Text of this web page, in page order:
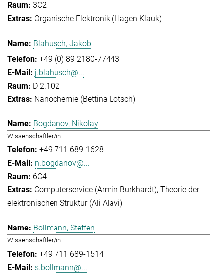
3C2
Organische Elektronik (Hagen Klauk)
Blahusch, Jakob
+49 (0) 89 2180-77443
j.blahusch@...
D 2.102
Nanochemie (Bettina Lotsch)
Bogdanov, Nikolay
Wissenschaftler/in
+49 711 689-1628
n.bogdanov@...
6C4
Computerservice (Armin Burkhardt) Theorie der
elektronischen Struktur (Ali Alavi)
Bollmann, Steffen
Wissenschaftler/in
+49 711 689-1514
s.bollmann@...